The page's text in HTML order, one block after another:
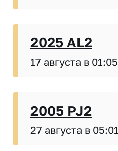
2025 AL2
17 августа в 01:05
2005 PJ2
27 августа в 05:01